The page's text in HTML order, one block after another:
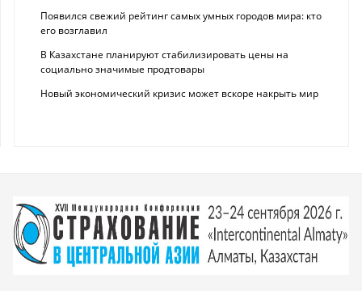
Появился свежий рейтинг самых умных городов мира: кто
его возглавил
В Казахстане планируют стабилизировать цены на
социально значимые продтовары
Новый экономический кризис может вскоре накрыть мир